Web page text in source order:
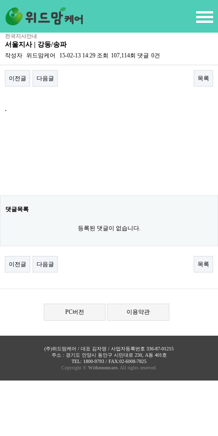
전국지사안내
서울지사 | 강동/송파
작성자 위드맘케어 15-02-13 14:29 조회 107,114회 댓글 0건
이전글 다음글 목록
.
댓글목록
등록된 댓글이 없습니다.
이전글 다음글 목록
PC버전 이용약관
(주)위드맘케어 / 대표 김자영 / 사업자등록번호 336-87-01215
주소 : 경기도 안양시 동안구 시민대로 230, A동 401호
TEL: 1800-9793 / FAX:02-6008-7825
Copyright © Withmomcare. All rights reserved.